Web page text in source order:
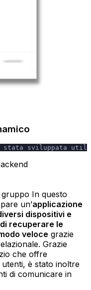
sviluppata
In questo
un’applicazione
dispositivi e
recuperare le
veloce grazie
Grazie
che offre
utenti, è stato inoltre
di comunicare in